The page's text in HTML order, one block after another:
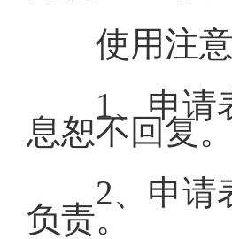
使用注
1、申请
息恕不回复。
2、申请
负责。